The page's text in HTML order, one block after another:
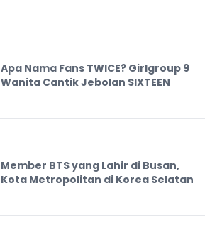
Apa Nama Fans TWICE? Girlgroup 9
Wanita Cantik Jebolan SIXTEEN
Member BTS yang Lahir di Busan,
Kota Metropolitan di Korea Selatan